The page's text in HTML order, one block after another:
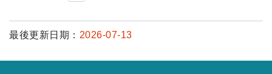
最後更新日期： 2026-07-13